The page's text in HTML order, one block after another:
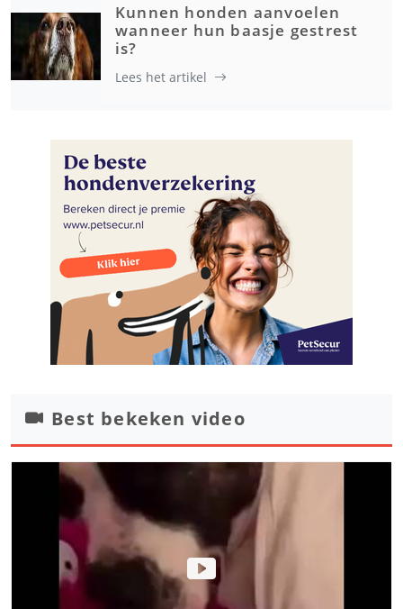
Kunnen honden aanvoelen
wanneer hun baasje gestrest
is?
Lees het artikel
Best bekeken video